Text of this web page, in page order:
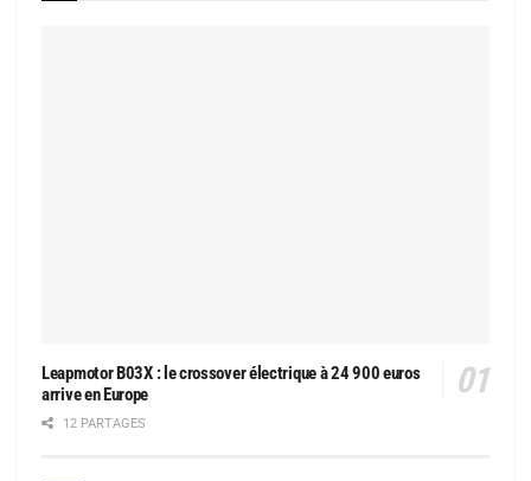
Leapmotor B03X : le crossover électrique à 24 900 euros
arrive en Europe
12 PARTAGES